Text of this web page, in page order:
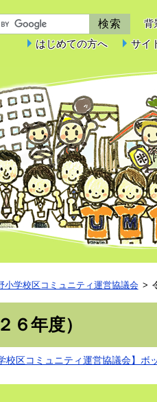
背
はじめての方へ サイ
ュニティ運営協議会
小学校区コミュニティ運営協議会
６年度）
校区コミュニティ運営協議会】ボ